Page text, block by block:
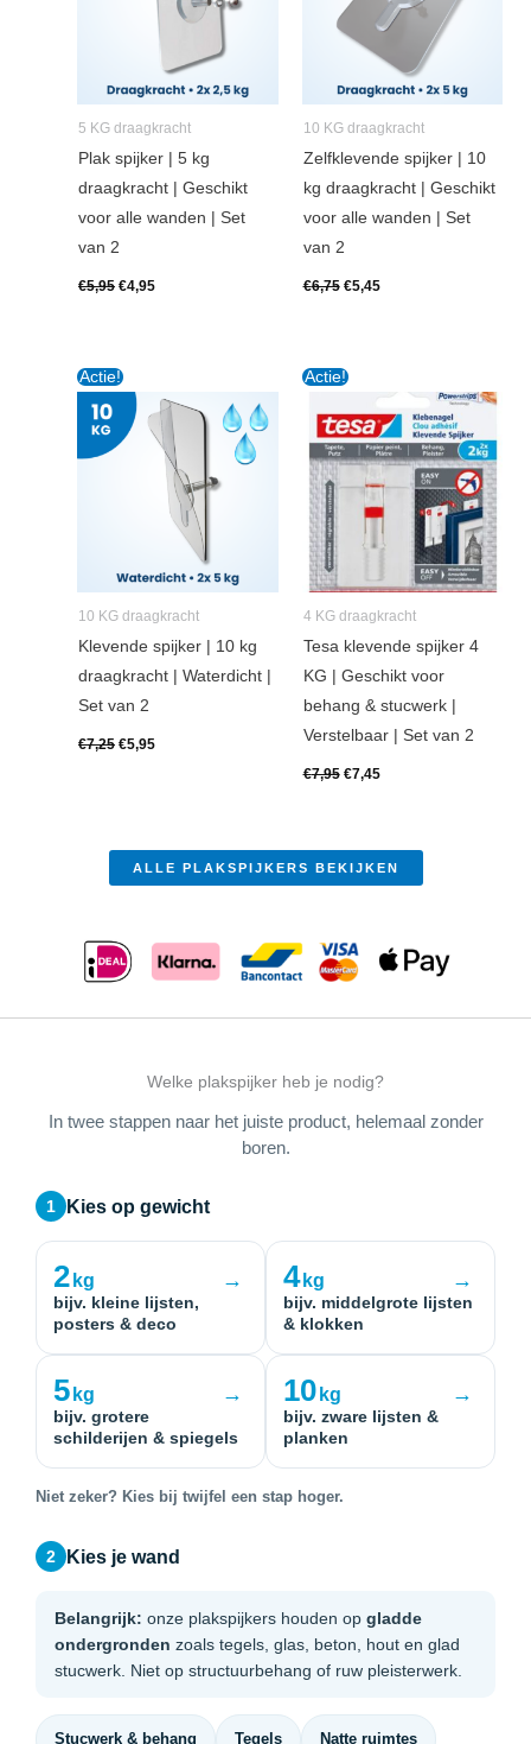
5 KG draagkracht
Plak spijker | 5 kg
draagkracht | Geschikt
voor alle wanden | Set
van 2
€5,95 €4,95
10 KG draagkracht
Zelfklevende spijker | 10
kg draagkracht | Geschikt
voor alle wanden | Set
van 2
€6,75 €5,45
Actie!
10 KG draagkracht
Klevende spijker | 10 kg
draagkracht | Waterdicht |
Set van 2
€7,25
Oorspronkelijke
prijs
was:
€7,25.
€5,95
is:
€5,95.
Actie!
4 KG draagkracht
Tesa klevende spijker 4
KG | Geschikt voor
behang & stucwerk |
Verstelbaar | Set van 2
€7,95
Oorspronkelijke
prijs
€7,95.
€7,45
€7,45.
ALLE PLAKSPIJKERS BEKIJKEN
Welke plakspijker heb je nodig?
In twee stappen naar het juiste product, helemaal zonder
boren.
1 Kies op gewicht
2 kg
bijv. kleine lijsten,
posters & deco
→ 4 kg
bijv. middelgrote lijsten
& klokken
→
5 kg
bijv. grotere
schilderijen & spiegels
→ 10 kg
bijv. zware lijsten &
planken
→
Niet zeker? Kies bij twijfel een stap hoger.
2 Kies je wand
Belangrijk: onze plakspijkers houden op gladde
ondergronden zoals tegels, glas, beton, hout en glad
stucwerk. Niet op structuurbehang of ruw pleisterwerk.
Stucwerk & behang Tegels Natte ruimtes